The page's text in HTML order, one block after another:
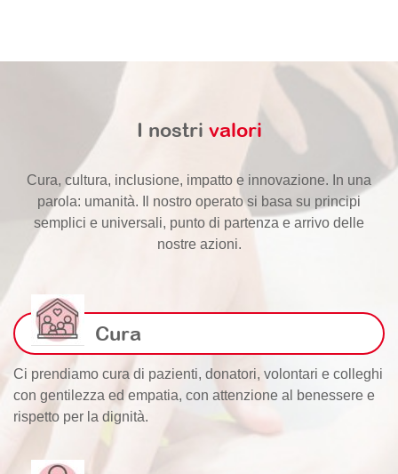
I nostri valori
Cura, cultura, inclusione, impatto e innovazione. In una
parola: umanità. Il nostro operato si basa su principi
semplici e universali, punto di partenza e arrivo delle
nostre azioni.
Cura
Ci prendiamo cura di pazienti, donatori, volontari e colleghi
con gentilezza ed empatia, con attenzione al benessere e
rispetto per la dignità.